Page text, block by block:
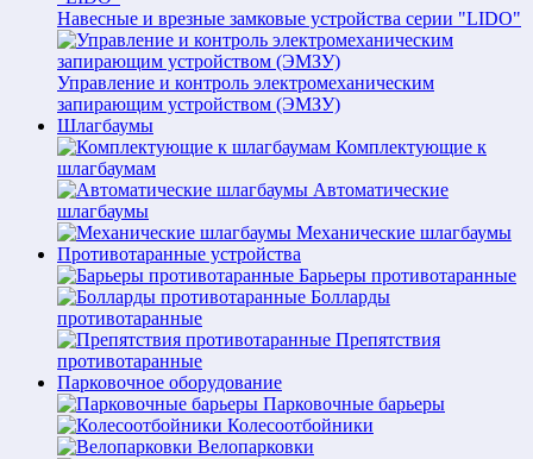
Навесные и врезные замковые устройства серии "LIDO"
Управление и контроль электромеханическим
запирающим устройством (ЭМЗУ)
Шлагбаумы
Комплектующие к
шлагбаумам
Автоматические
шлагбаумы
Механические шлагбаумы
Противотаранные устройства
Барьеры противотаранные
Болларды
противотаранные
Препятствия
противотаранные
Парковочное оборудование
Парковочные барьеры
Колесоотбойники
Велопарковки